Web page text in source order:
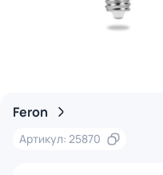
Feron
Артикул: 25870